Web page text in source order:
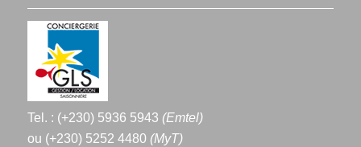
Tel. : (+230) 5936 5943 (Emtel)
ou (+230) 5252 4480 (MyT)